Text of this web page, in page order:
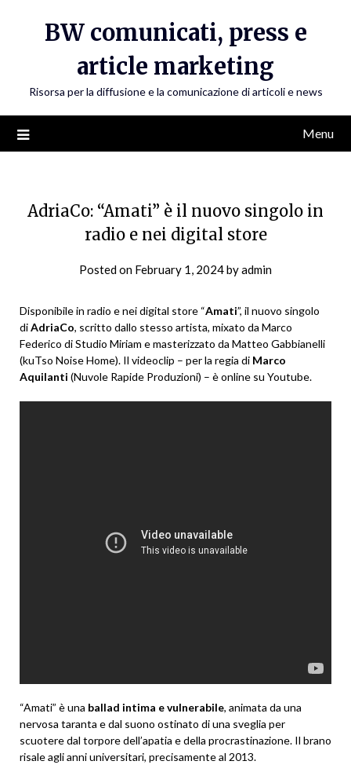
BW comunicati, press e
article marketing
Risorsa per la diffusione e la comunicazione di articoli e news
Menu
AdriaCo: “Amati” è il nuovo singolo in
radio e nei digital store
Posted on February 1, 2024byadmin
Disponibile in radio e nei digital store “Amati”, il nuovo singolo
diAdriaCo, scritto dallo stesso artista, mixato da Marco
Federico di Studio Miriam e masterizzato da Matteo Gabbianelli
(kuTso Noise Home). Il videoclip – per la regia di Marco
Aquilanti (Nuvole Rapide Produzioni) – è online su Youtube.
“Amati” è una ballad intima e vulnerabile, animata da una
nervosa taranta e dal suono ostinato di una sveglia per
scuotere dal torpore dell’apatia e della procrastinazione. Il brano
risale agli anni universitari, precisamente al 2013.